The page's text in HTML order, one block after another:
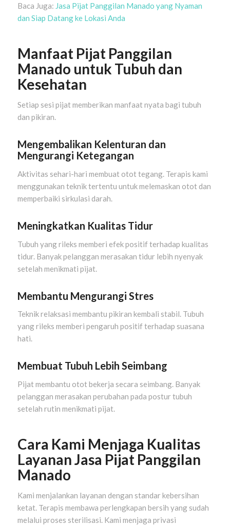
Baca Juga: Jasa Pijat Panggilan Manado yang Nyaman
dan Siap Datang ke Lokasi Anda
Manfaat Pijat Panggilan
Manado untuk Tubuh dan
Kesehatan
Setiap sesi pijat memberikan manfaat nyata bagi tubuh
dan pikiran.
Mengembalikan Kelenturan dan
Mengurangi Ketegangan
Aktivitas sehari-hari membuat otot tegang. Terapis kami
menggunakan teknik tertentu untuk melemaskan otot dan
memperbaiki sirkulasi darah.
Meningkatkan Kualitas Tidur
Tubuh yang rileks memberi efek positif terhadap kualitas
tidur. Banyak pelanggan merasakan tidur lebih nyenyak
setelah menikmati pijat.
Membantu Mengurangi Stres
Teknik relaksasi membantu pikiran kembali stabil. Tubuh
yang rileks memberi pengaruh positif terhadap suasana
hati.
Membuat Tubuh Lebih Seimbang
Pijat membantu otot bekerja secara seimbang. Banyak
pelanggan merasakan perubahan pada postur tubuh
setelah rutin menikmati pijat.
Cara Kami Menjaga Kualitas
Layanan Jasa Pijat Panggilan
Manado
Kami menjalankan layanan dengan standar kebersihan
ketat. Terapis membawa perlengkapan bersih yang sudah
melalui proses sterilisasi. Kami menjaga privasi